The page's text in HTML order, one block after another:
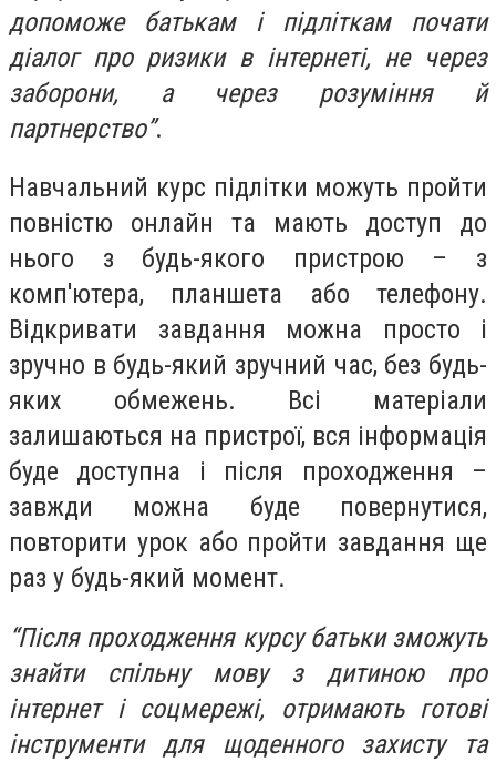
допоможе батькам і підліткам почати
діалог про ризики в інтернеті, не через
заборони, а через розуміння й
партнерство”.
Навчальний курс підлітки можуть пройти
повністю онлайн та мають доступ до
нього з будь-якого пристрою – з
комп'ютера, планшета або телефону.
Відкривати завдання можна просто і
зручно в будь-який зручний час, без будь-
яких обмежень. Всі матеріали
залишаються на пристрої, вся інформація
буде доступна і після проходження –
завжди можна буде повернутися,
повторити урок або пройти завдання ще
раз у будь-який момент.
“Після проходження курсу батьки зможуть
знайти спільну мову з дитиною про
інтернет і соцмережі, отримають готові
інструменти для щоденного захисту та